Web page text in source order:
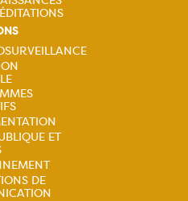
ET
DE